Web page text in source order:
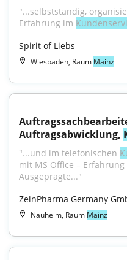
"...selbstständig,
Erfahrung im
Spirit of Liebs
Wiesbaden, Raum Mainz
Auftragsabwicklung,
"...und im telefonischen
mit MS Office –
Ausgeprägte..."
ZeinPharma Germany
Nauheim, Raum Mainz